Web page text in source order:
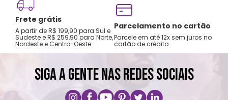
Frete grátis
A partir de R$ 199,90 para Sul e
Sudeste e R$ 259,90 para Norte,
Nordeste e Centro-Oeste
Parcelamento no cartão
Parcele em até 12x sem juros no
cartão de crédito
SIGA A GENTE NAS REDES SOCIAIS